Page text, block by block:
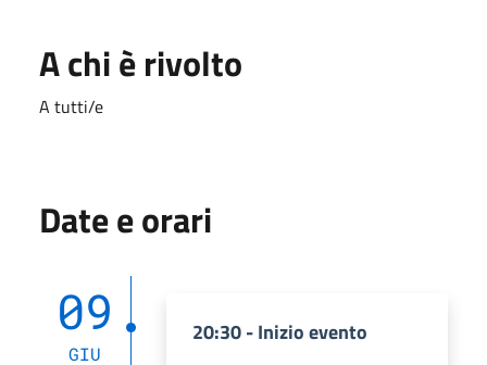
A chi è rivolto
A tutti/e
Date e orari
09
GIU
20:30 - Inizio evento